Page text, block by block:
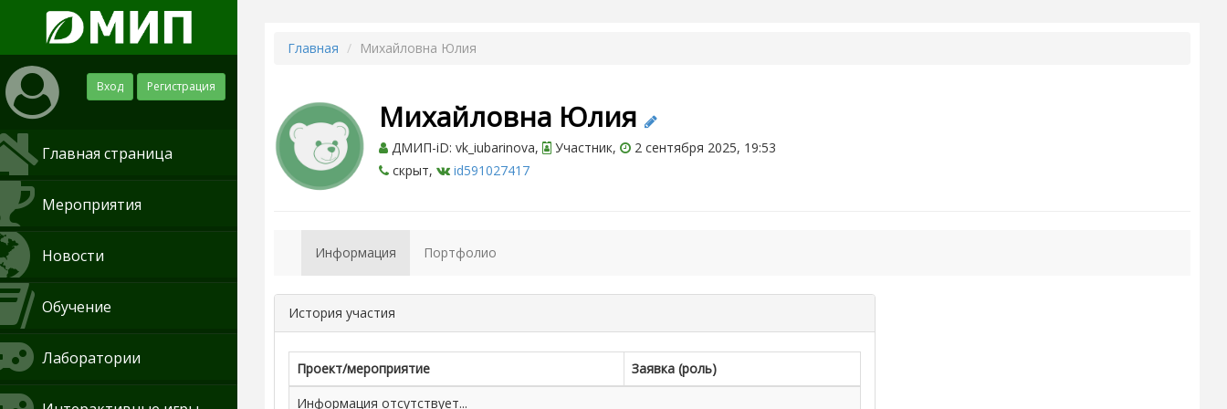
Вход Регистрация
Главная страница
Мероприятия
Новости
Обучение
Лаборатории
Главная Михайловна Юлия
Михайловна Юлия
ДМИП-iD: vk_iubarinova, Участник,
2 сентября 2025, 19:53
скрыт,
id591027417
Информация Портфолио
История участия
Проект/мероприятие
Заявка (роль)
Информация отсутствует...